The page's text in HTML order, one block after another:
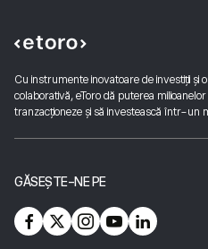
Cu instrumente inovatoare de investiții și
colaborativă, eToro dă puterea
tranzacționeze și să investească într-un
GĂSEȘTE-NE PE